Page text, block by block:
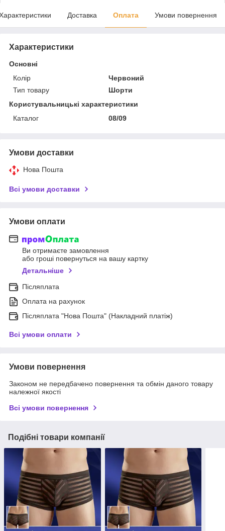
Доставка Оплата Умови повернення
Характеристики
Основні
Колір
Червоний
Тип товару
Шорти
Користувальницькі характеристики
Каталог
08/09
Умови доставки
Нова Пошта
Всі умови доставки
Умови оплати
Ви отримаєте замовлення
або гроші повернуться на вашу картку
Детальніше
Післяплата
Оплата на рахунок
Післяплата "Нова Пошта" (Накладний платіж)
Всі умови оплати
Умови повернення
Законом не передбачено повернення та обмін даного товару
належної якості
Всі умови повернення
Подібні товари компанії